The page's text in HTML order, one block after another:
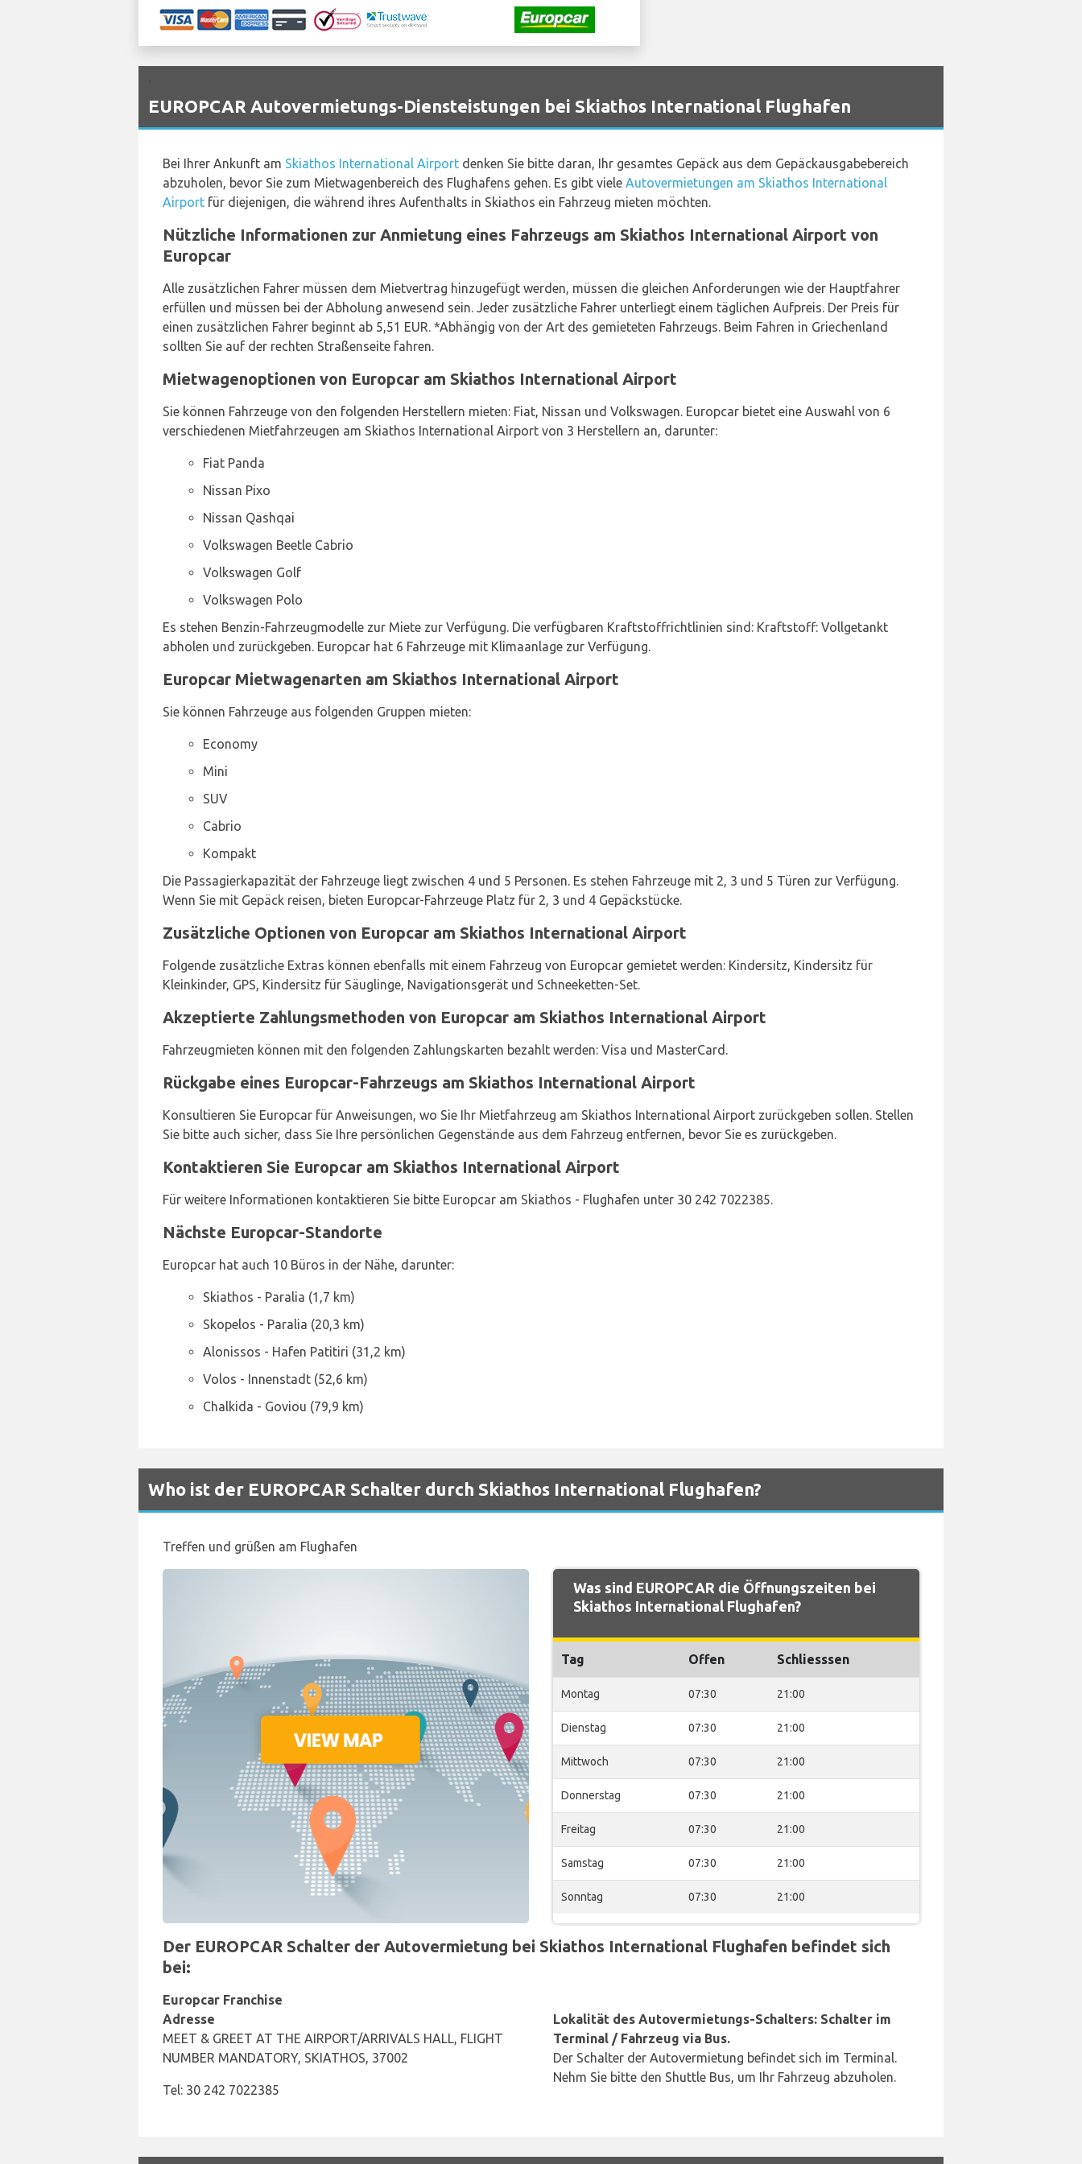
EUROPCAR Autovermietungs-Diensteistungen bei Skiathos International Flughafen
Bei Ihrer Ankunft am Skiathos International Airport denken Sie bitte daran, Ihr gesamtes Gepäck aus dem Gepäckausgabebereich
abzuholen, bevor Sie zum Mietwagenbereich des Flughafens gehen. Es gibt viele Autovermietungen am Skiathos International
Airport für diejenigen, die während ihres Aufenthalts in Skiathos ein Fahrzeug mieten möchten.
Nützliche Informationen zur Anmietung eines Fahrzeugs am Skiathos International Airport von
Europcar
Alle zusätzlichen Fahrer müssen dem Mietvertrag hinzugefügt werden, müssen die gleichen Anforderungen wie der Hauptfahrer
erfüllen und müssen bei der Abholung anwesend sein. Jeder zusätzliche Fahrer unterliegt einem täglichen Aufpreis. Der Preis für
einen zusätzlichen Fahrer beginnt ab 5,51 EUR. *Abhängig von der Art des gemieteten Fahrzeugs. Beim Fahren in Griechenland
sollten Sie auf der rechten Straßenseite fahren.
Mietwagenoptionen von Europcar am Skiathos International Airport
Sie können Fahrzeuge von den folgenden Herstellern mieten: Fiat, Nissan und Volkswagen. Europcar bietet eine Auswahl von 6
verschiedenen Mietfahrzeugen am Skiathos International Airport von 3 Herstellern an, darunter:
Fiat Panda
Nissan Pixo
Nissan Qashqai
Volkswagen Beetle Cabrio
Volkswagen Golf
Volkswagen Polo
Es stehen Benzin-Fahrzeugmodelle zur Miete zur Verfügung. Die verfügbaren Kraftstoffrichtlinien sind: Kraftstoff: Vollgetankt
abholen und zurückgeben. Europcar hat 6 Fahrzeuge mit Klimaanlage zur Verfügung.
Europcar Mietwagenarten am Skiathos International Airport
Sie können Fahrzeuge aus folgenden Gruppen mieten:
Economy
Mini
SUV
Cabrio
Kompakt
Die Passagierkapazität der Fahrzeuge liegt zwischen 4 und 5 Personen. Es stehen Fahrzeuge mit 2, 3 und 5 Türen zur Verfügung.
Wenn Sie mit Gepäck reisen, bieten Europcar-Fahrzeuge Platz für 2, 3 und 4 Gepäckstücke.
Zusätzliche Optionen von Europcar am Skiathos International Airport
Folgende zusätzliche Extras können ebenfalls mit einem Fahrzeug von Europcar gemietet werden: Kindersitz, Kindersitz für
Kleinkinder, GPS, Kindersitz für Säuglinge, Navigationsgerät und Schneeketten-Set.
Akzeptierte Zahlungsmethoden von Europcar am Skiathos International Airport
Fahrzeugmieten können mit den folgenden Zahlungskarten bezahlt werden: Visa und MasterCard.
Rückgabe eines Europcar-Fahrzeugs am Skiathos International Airport
Konsultieren Sie Europcar für Anweisungen, wo Sie Ihr Mietfahrzeug am Skiathos International Airport zurückgeben sollen. Stellen
Sie bitte auch sicher, dass Sie Ihre persönlichen Gegenstände aus dem Fahrzeug entfernen, bevor Sie es zurückgeben.
Kontaktieren Sie Europcar am Skiathos International Airport
Für weitere Informationen kontaktieren Sie bitte Europcar am Skiathos - Flughafen unter 30 242 7022385.
Nächste Europcar-Standorte
Europcar hat auch 10 Büros in der Nähe, darunter:
Skiathos - Paralia (1,7 km)
Skopelos - Paralia (20,3 km)
Alonissos - Hafen Patitiri (31,2 km)
Volos - Innenstadt (52,6 km)
Chalkida - Goviou (79,9 km)
Who ist der EUROPCAR Schalter durch Skiathos International Flughafen?
Treffen und grüßen am Flughafen
Was sind EUROPCAR die Öffnungszeiten bei
Skiathos International Flughafen?
Tag Offen Schliesssen
Montag 07:30 21:00
Dienstag 07:30 21:00
Mittwoch 07:30 21:00
Donnerstag 07:30 21:00
Freitag 07:30 21:00
Samstag 07:30 21:00
Sonntag 07:30 21:00
Der EUROPCAR Schalter der Autovermietung bei Skiathos International Flughafen befindet sich
bei:
Europcar Franchise
Adresse
MEET & GREET AT THE AIRPORT/ARRIVALS HALL, FLIGHT
NUMBER MANDATORY, SKIATHOS, 37002
Tel: 30 242 7022385
Lokalität des Autovermietungs-Schalters: Schalter im
Terminal / Fahrzeug via Bus.
Der Schalter der Autovermietung befindet sich im Terminal.
Nehm Sie bitte den Shuttle Bus, um Ihr Fahrzeug abzuholen.